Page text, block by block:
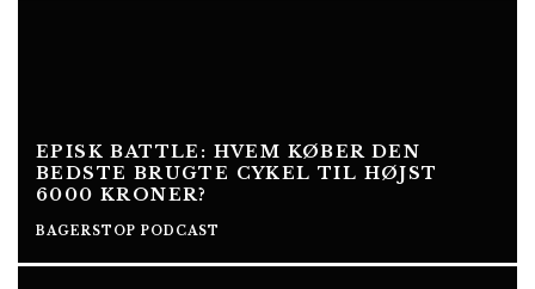
EPISK BATTLE: HVEM KØBER DEN
BEDSTE BRUGTE CYKEL TIL HØJST
6000 KRONER?
BAGERSTOP PODCAST